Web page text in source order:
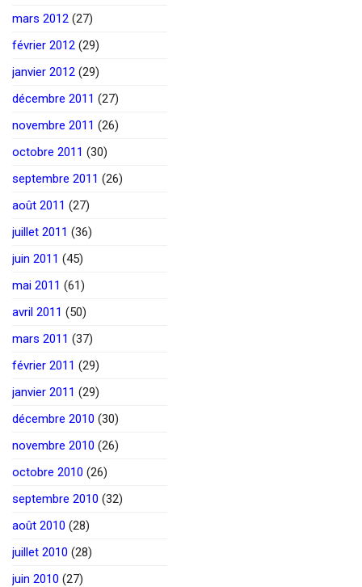
mars 2012 (27)
février 2012 (29)
janvier 2012 (29)
décembre 2011 (27)
novembre 2011 (26)
octobre 2011 (30)
septembre 2011 (26)
août 2011 (27)
juillet 2011 (36)
juin 2011 (45)
mai 2011 (61)
avril 2011 (50)
mars 2011 (37)
février 2011 (29)
janvier 2011 (29)
décembre 2010 (30)
novembre 2010 (26)
octobre 2010 (26)
septembre 2010 (32)
août 2010 (28)
juillet 2010 (28)
juin 2010 (27)